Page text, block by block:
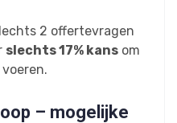
2 offertevragen
slechts 17% kans om
– mogelijke